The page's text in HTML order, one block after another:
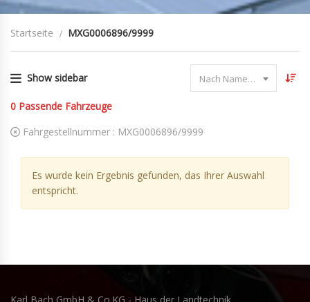
Startseite MXG0006896/9999
Show sidebar Nach Name sortieren
0 Passende Fahrzeuge
Fahrgestellnummer : MXG0006896/9999
Es wurde kein Ergebnis gefunden, das Ihrer Auswahl
entspricht.